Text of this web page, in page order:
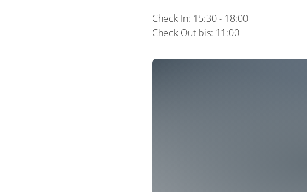
Check In: 15:30 - 18:00
Check Out bis: 11:00